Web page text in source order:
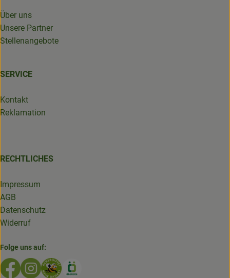
Über uns
Unsere Partner
Stellenangebote
SERVICE
Kontakt
Reklamation
RECHTLICHES
Impressum
AGB
Datenschutz
Widerruf
Folge uns auf:
Externer Link zu https://www.facebook.com/
Externer Link zu https://www.instagram.com/
Externer Link zu https://www.bioladen-